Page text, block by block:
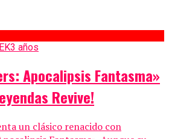
3 años
Apocalipsis Fantasma»
Revive!
un clásico renacido con